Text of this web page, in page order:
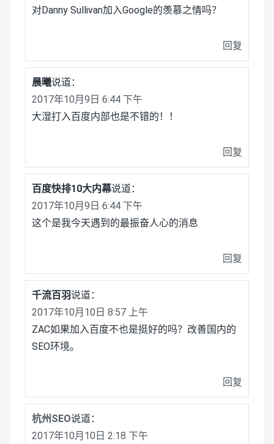
对Danny Sullivan加入Google的羡慕之情吗？
回复
晨曦说道：
2017年10月9日 6:44 下午
大湿打入百度内部也是不错的！！
回复
百度快排10大内幕说道：
2017年10月9日 6:44 下午
这个是我今天遇到的最振奋人心的消息
回复
千流百羽说道：
2017年10月10日 8:57 上午
ZAC如果加入百度不也是挺好的吗？改善国内的
SEO环境。
回复
杭州SEO说道：
2017年10月10日 2:18 下午